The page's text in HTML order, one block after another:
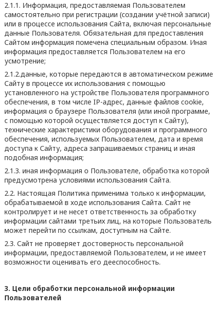
2.1.1. Информация, предоставляемая Пользователем
самостоятельно при регистрации (создании учётной записи)
или в процессе использования Сайта, включая персональные
данные Пользователя. Обязательная для предоставления
Сайтом информация помечена специальным образом. Иная
информация предоставляется Пользователем на его
усмотрение;
2.1.2.данные, которые передаются в автоматическом режиме
Сайту в процессе их использования с помощью
установленного на устройстве Пользователя программного
обеспечения, в том числе IP-адрес, данные файлов cookie,
информация о браузере Пользователя (или иной программе,
с помощью которой осуществляется доступ к Сайту),
технические характеристики оборудования и программного
обеспечения, используемых Пользователем, дата и время
доступа к Сайту, адреса запрашиваемых страниц и иная
подобная информация;
2.1.3. иная информация о Пользователе, обработка которой
предусмотрена условиями использования Сайта.
2.2. Настоящая Политика применима только к информации,
обрабатываемой в ходе использования Сайта. Сайт не
контролирует и не несет ответственность за обработку
информации сайтами третьих лиц, на которые Пользователь
может перейти по ссылкам, доступным на Сайте.
2.3. Сайт не проверяет достоверность персональной
информации, предоставляемой Пользователем, и не имеет
возможности оценивать его дееспособность.
3. Цели обработки персональной информации
Пользователей